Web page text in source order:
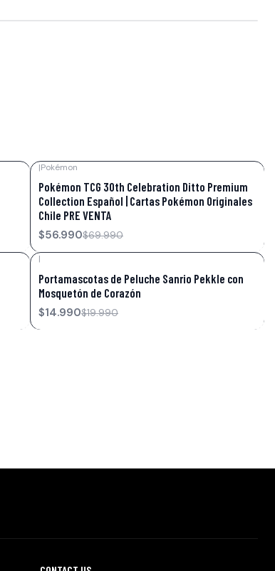
|Pokémon
Pokémon TCG 30th Celebration Ditto Premium
Collection Español | Cartas Pokémon Originales
Chile PRE VENTA
$56.990$69.990
|
Portamascotas de Peluche Sanrio Pekkle con
Mosquetón de Corazón
$14.990$19.990